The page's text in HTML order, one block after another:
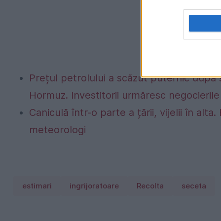
Prețul petrolului a scăzut puternic
Hormuz. Investitorii urmăresc
Caniculă într-o parte a țării, vijelii în
meteorologi
estimari ingrijoratoare Recolta seceta